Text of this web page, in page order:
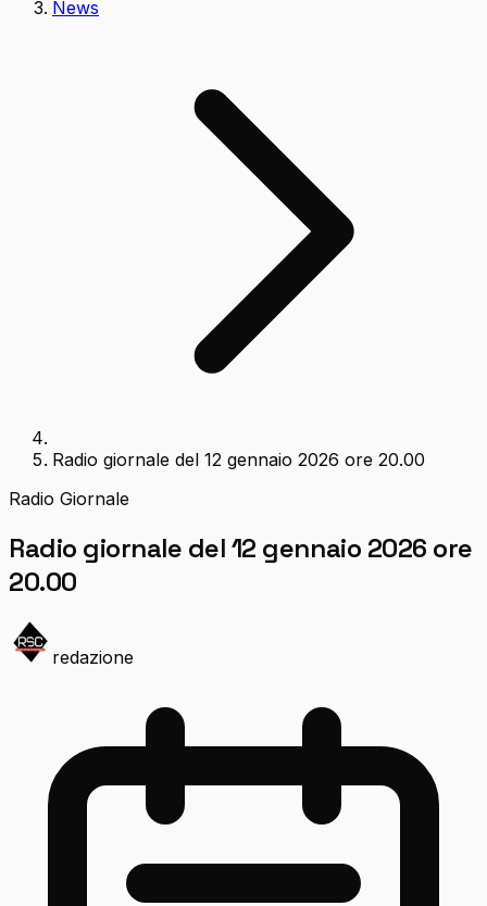
News
Radio giornale del 12 gennaio 2026 ore 20.00
Radio Giornale
Radio giornale del 12 gennaio 2026 ore
20.00
redazione